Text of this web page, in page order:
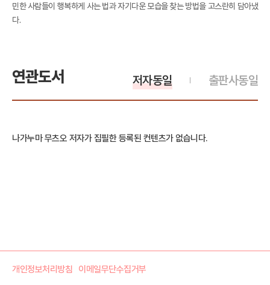
민한 사람들이 행복하게 사는 법과 자기다운 모습을 찾는 방법을 고스란히 담아냈
다.
연관도서 출판사동일
저자동일
나가누마 무츠오 저자가 집필한 등록된 컨텐츠가 없습니다.
개인정보처리방침 이메일무단수집거부